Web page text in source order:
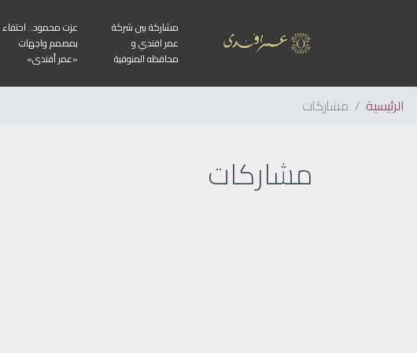
مشاركة بين شركة
عمر افندي و
محافظه المنوفية
عزت محمود.. احتفاء
بمصمم واجهات
«عمر أفندى»
الرئيسية مشاركات
مشاركات